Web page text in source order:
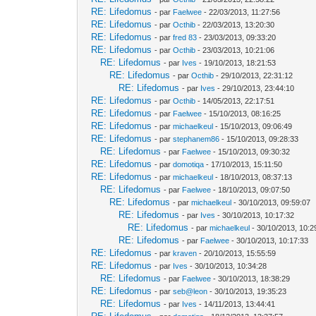
RE: Lifedomus - par Faelwee - 22/03/2013, 11:27:56
RE: Lifedomus - parOcthib - 22/03/2013, 13:20:30
RE: Lifedomus - parfred 83 - 23/03/2013, 09:33:20
RE: Lifedomus - parOcthib - 23/03/2013, 10:21:06
RE: Lifedomus - par Ives - 19/10/2013, 18:21:53
RE: Lifedomus - parOcthib - 29/10/2013, 22:31:12
RE: Lifedomus - par Ives - 29/10/2013, 23:44:10
RE: Lifedomus - parOcthib - 14/05/2013, 22:17:51
RE: Lifedomus - par Faelwee - 15/10/2013, 08:16:25
RE: Lifedomus - parmichaelkeul - 15/10/2013, 09:06:49
RE: Lifedomus - parstephanem86 - 15/10/2013, 09:28:33
RE: Lifedomus - par Faelwee - 15/10/2013, 09:30:32
RE: Lifedomus - pardomotiqa - 17/10/2013, 15:11:50
RE: Lifedomus - parmichaelkeul - 18/10/2013, 08:37:13
RE: Lifedomus - par Faelwee - 18/10/2013, 09:07:50
RE: Lifedomus - parmichaelkeul - 30/10/2013, 09:59:07
RE: Lifedomus - par Ives - 30/10/2013, 10:17:32
RE: Lifedomus - parmichaelkeul - 30/10/2013,
RE: Lifedomus - par Faelwee - 30/10/2013, 10:17:33
RE: Lifedomus - parkraven - 20/10/2013, 15:55:59
RE: Lifedomus - par Ives - 30/10/2013, 10:34:28
RE: Lifedomus - par Faelwee - 30/10/2013, 18:38:29
RE: Lifedomus - parseb@leon - 30/10/2013, 19:35:23
RE: Lifedomus - par Ives - 14/11/2013, 13:44:41